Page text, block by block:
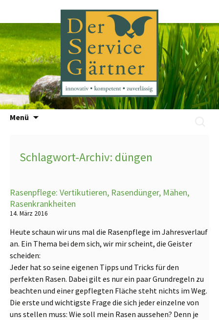
Menü
Zum
Schlagwort-Archiv: düngen
Rasenpflege: Vertikutieren, Rasendünger, Mähen,
Rasenkrankheiten
14. März 2016
Heute schaun wir uns mal die Rasenpflege im Jahresverlauf
an. Ein Thema bei dem sich, wir mir scheint, die Geister
scheiden:
Jeder hat so seine eigenen Tipps und Tricks für den
perfekten Rasen. Dabei gilt es nur ein paar Grundregeln zu
beachten und einer gepflegten Fläche steht nichts im Weg.
Die erste und wichtigste Frage die sich jeder einzelne von
uns stellen muss: Wie soll mein Rasen aussehen? Denn je